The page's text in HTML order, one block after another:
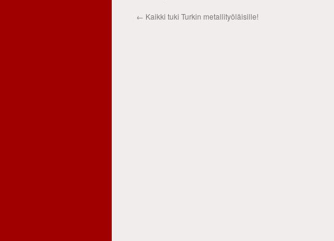
← Kaikki tuki Turkin metallityöläisille!